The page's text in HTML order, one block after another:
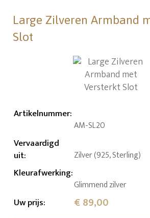
Large Zilveren Armband
Slot
Artikelnummer:
AM-SL20
Vervaardigd
uit: Zilver (925, Sterling)
Kleurafwerking:
Glimmend zilver
Uw prijs: € 89,00